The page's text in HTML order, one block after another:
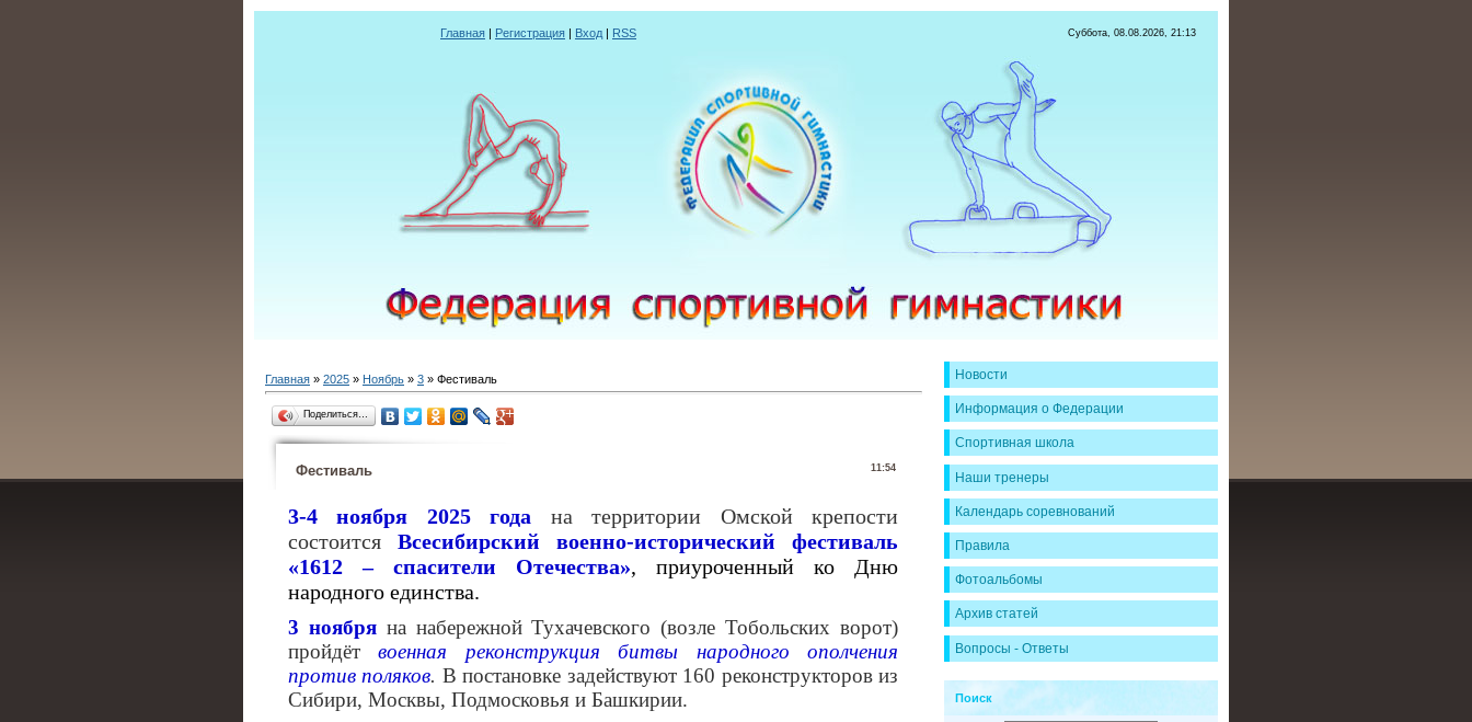
Главная | Регистрация | Вход | RSS Суббота, 08.08.2026, 21:13
Главная » 2025 » Ноябрь » 3 » Фестиваль
Поделиться…
11:54
Фестиваль
3-4 ноября 2025 года на территории Омской крепости
состоится Всесибирский военно-исторический фестиваль
«1612 – спасители Отечества», приуроченный ко Дню
народного единства.
3 ноября на набережной Тухачевского (возле Тобольских ворот)
пройдётвоенная реконструкция битвы народного ополчения
против поляков. В постановке задействуют 160 реконструкторов из
Сибири, Москвы, Подмосковья и Башкирии.
Новости
Информация о Федерации
Спортивная школа
Наши тренеры
Календарь соревнований
Правила
Фотоальбомы
Архив статей
Вопросы - Ответы
Поиск